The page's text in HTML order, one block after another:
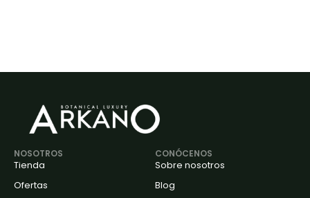
NOSOTROS
Tienda
Ofertas
CONÓCENOS
Sobre nosotros
Blog